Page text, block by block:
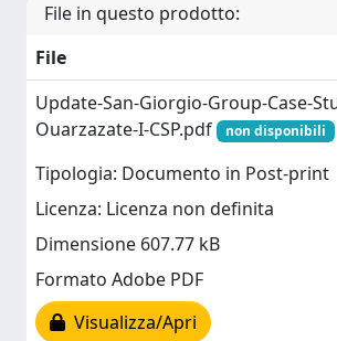
File in questo prodotto:
File
Update-San-Giorgio-Group-Case-
Ouarzazate-I-CSP.pdf
non disponibili
Tipologia: Documento in Post-print
Licenza: Licenza non definita
Dimensione 607.77 kB
Formato Adobe PDF
Visualizza/Apri